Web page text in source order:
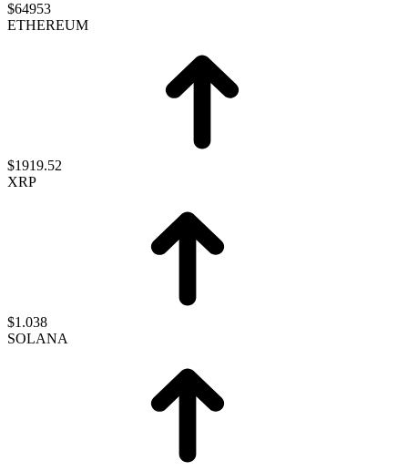
$64953
ETHEREUM
$1919.52
XRP
$1.038
SOLANA